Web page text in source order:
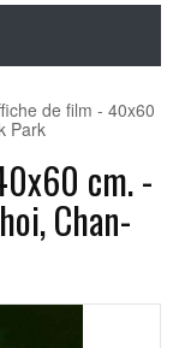
de film - 40x60
Park
cm. -
Chan-